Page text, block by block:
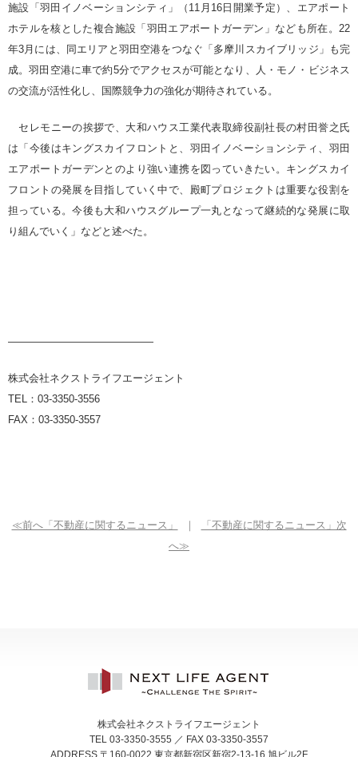
施設「羽田イノベーションシティ」（11月16日開業予定）、エアポート
ホテルを核とした複合施設「羽田エアポートガーデン」なども所在。22
年3月には、同エリアと羽田空港をつなぐ「多摩川スカイブリッジ」も完
成。羽田空港に車で約5分でアクセスが可能となり、人・モノ・ビジネス
の交流が活性化し、国際競争力の強化が期待されている。
セレモニーの挨拶で、大和ハウス工業代表取締役副社長の村田誉之氏
は「今後はキングスカイフロントと、羽田イノベーションシティ、羽田
エアポートガーデンとのより強い連携を図っていきたい。キングスカイ
フロントの発展を目指していく中で、殿町プロジェクトは重要な役割を
担っている。今後も大和ハウスグループ一丸となって継続的な発展に取
り組んでいく」などと述べた。
——————————————
株式会社ネクストライフエージェント
TEL ： 03-3350-3556
FAX ： 03-3350-3557
≪前へ「不動産に関するニュース」 ｜
「不動産に関するニュース」次
へ≫
株式会社ネクストライフエージェント
TEL 03-3350-3555 ／ FAX 03-3350-3557
ADDRESS 〒160-0022 東京都新宿区新宿2-13-16 旭ビル2F